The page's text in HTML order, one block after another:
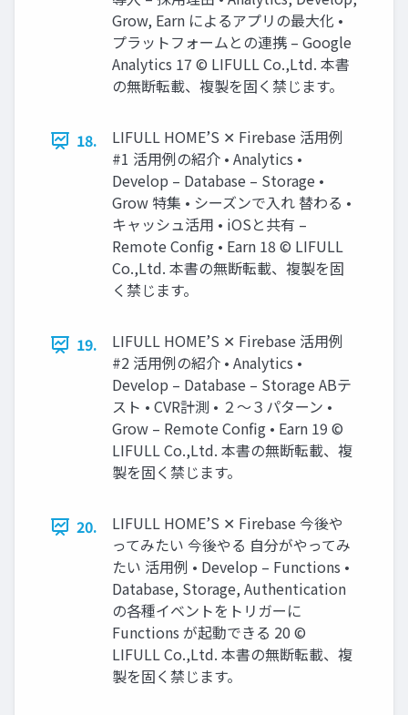
Grow, Earn によるアプリの最大化 •
プラットフォームとの連携 – Google
Analytics 17 © LIFULL Co.,Ltd. 本書
の無断転載、複製を固く禁じます。
18.
LIFULL HOME’S ✕ Firebase 活用例
#1 活用例の紹介 • Analytics •
Develop – Database – Storage •
Grow 特集 • シーズンで入れ 替わる •
キャッシュ活用 • iOSと共有 –
Remote Config • Earn 18 © LIFULL
Co.,Ltd. 本書の無断転載、複製を固
く禁じます。
19.
LIFULL HOME’S ✕ Firebase 活用例
#2 活用例の紹介 • Analytics •
Develop – Database – Storage ABテ
スト • CVR計測 • ２〜３パターン •
Grow – Remote Config • Earn 19 ©
LIFULL Co.,Ltd. 本書の無断転載、複
製を固く禁じます。
20.
LIFULL HOME’S ✕ Firebase 今後や
ってみたい 今後やる 自分がやってみ
たい 活用例 • Develop – Functions •
Database, Storage, Authentication
の各種イベントをトリガーに
Functions が起動できる 20 ©
LIFULL Co.,Ltd. 本書の無断転載、複
製を固く禁じます。